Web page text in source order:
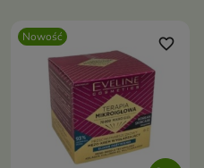
Nowość favorite_border